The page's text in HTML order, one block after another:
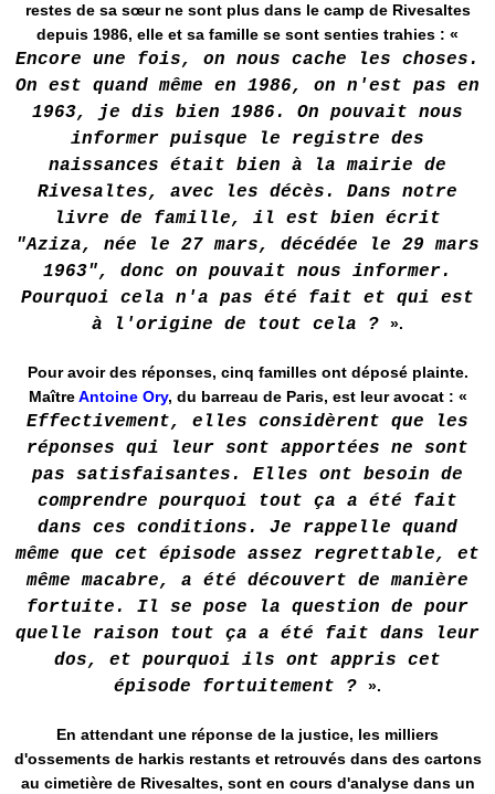
restes de sa sœur ne sont plus dans le camp de Rivesaltes
depuis 1986, elle et sa famille se sont senties trahies : «
Encore une fois, on nous cache les choses.
On est quand même en 1986, on n'est pas en
1963, je dis bien 1986. On pouvait nous
informer puisque le registre des
naissances était bien à la mairie de
Rivesaltes, avec les décès. Dans notre
livre de famille, il est bien écrit
"Aziza, née le 27 mars, décédée le 29 mars
1963", donc on pouvait nous informer.
Pourquoi cela n'a pas été fait et qui est
à l'origine de tout cela ? ».
Pour avoir des réponses, cinq familles ont déposé plainte.
MaîtreAntoine Ory, du barreau de Paris, est leur avocat : «
Effectivement, elles considèrent que les
réponses qui leur sont apportées ne sont
pas satisfaisantes. Elles ont besoin de
comprendre pourquoi tout ça a été fait
dans ces conditions. Je rappelle quand
même que cet épisode assez regrettable, et
même macabre, a été découvert de manière
fortuite. Il se pose la question de pour
quelle raison tout ça a été fait dans leur
dos, et pourquoi ils ont appris cet
épisode fortuitement ? ».
En attendant une réponse de la justice, les milliers
d'ossements de harkis restants et retrouvés dans des cartons
au cimetière de Rivesaltes, sont en cours d'analyse dans un